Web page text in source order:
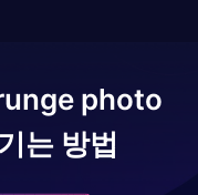
photo
는 방법